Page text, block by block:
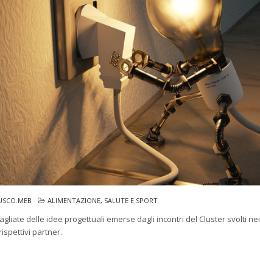
ALIMENTAZIONE, SALUTE E SPORT
delle idee progettuali emerse dagli incontri del Cluster svolti
partner.